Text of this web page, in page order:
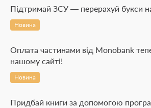
Підтримай ЗСУ — перерахуй букси
Новина
Оплата частинами від Monobank
нашому сайті!
Новина
Придбай книги за допомогою